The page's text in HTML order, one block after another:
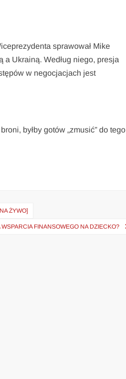
sprawował Mike
Ukrainą. Według niego, presja
w negocjacjach jest
byłby gotów „zmusić” do tego
ŻYWO]
FINANSOWEGO NA DZIECKO?